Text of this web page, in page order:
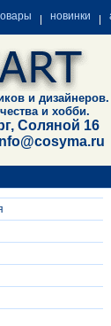
новинки
и дизайнеров.
и хобби.
Соляной 16